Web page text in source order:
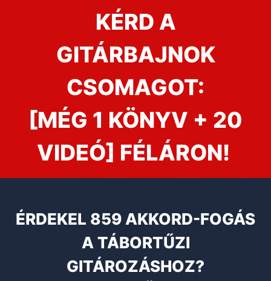
KÉRD A
GITÁRBAJNOK
CSOMAGOT:
[MÉG 1 KÖNYV + 20
VIDEÓ] FÉLÁRON!
ÉRDEKEL 859 AKKORD-FOGÁS
A TÁBORTŰZI
GITÁROZÁSHOZ?